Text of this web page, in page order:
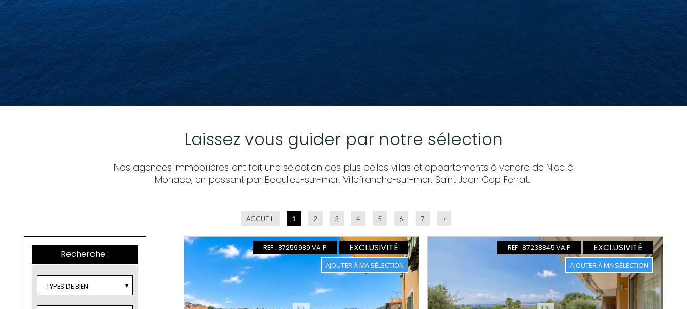
Laissez vous guider par notre sélection
Nos agences immobilières ont fait une selection des plus belles villas et appartements à vendre de Nice à
Monaco, en passant par Beaulieu-sur-mer, Villefranche-sur-mer, Saint Jean Cap Ferrat.
ACCUEIL 1 2 3 4 5 6 7 >
Recherche :
TYPES DE BIEN
EXCLUSIVITÉ
REF : 87259989 VA P EXCLUSIVITÉ
REF : 87238845 VA P